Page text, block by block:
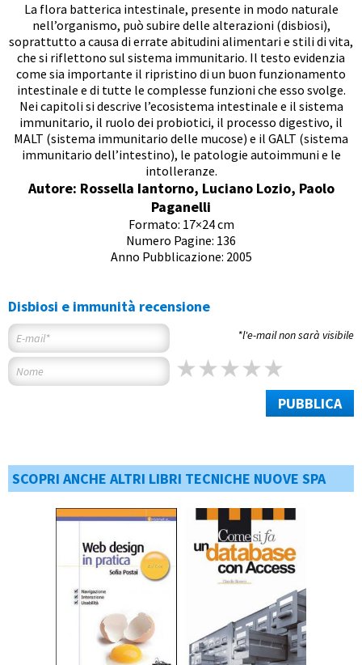
La flora batterica intestinale, presente in modo naturale
nell’organismo, può subire delle alterazioni (disbiosi),
soprattutto a causa di errate abitudini alimentari e stili di vita,
che si riflettono sul sistema immunitario. Il testo evidenzia
come sia importante il ripristino di un buon funzionamento
intestinale e di tutte le complesse funzioni che esso svolge.
Nei capitoli si descrive l’ecosistema intestinale e il sistema
immunitario, il ruolo dei probiotici, il processo digestivo, il
MALT (sistema immunitario delle mucose) e il GALT (sistema
immunitario dell’intestino), le patologie autoimmuni e le
intolleranze.
Autore: Rossella Iantorno, Luciano Lozio, Paolo
Paganelli
Formato: 17×24 cm
Numero Pagine: 136
Anno Pubblicazione: 2005
Disbiosi e immunità recensione
*l'e-mail non sarà visibile
PUBBLICA
SCOPRI ANCHE ALTRI LIBRI TECNICHE NUOVE SPA